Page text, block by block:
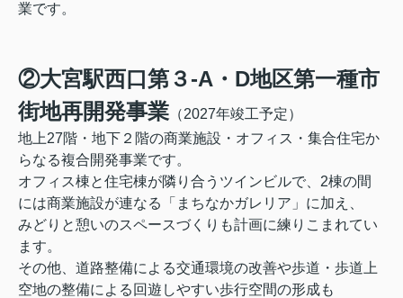
業です。
②大宮駅西口第３-A・D地区第一種市
街地再開発事業 （2027年竣工予定）
地上27階・地下２階の商業施設・オフィス・集合住宅か
らなる複合開発事業です。
オフィス棟と住宅棟が隣り合うツインビルで、2棟の間
には商業施設が連なる「まちなかガレリア」に加え、
みどりと憩いのスペースづくりも計画に練りこまれてい
ます。
その他、道路整備による交通環境の改善や歩道・歩道上
空地の整備による回遊しやすい歩行空間の形成も